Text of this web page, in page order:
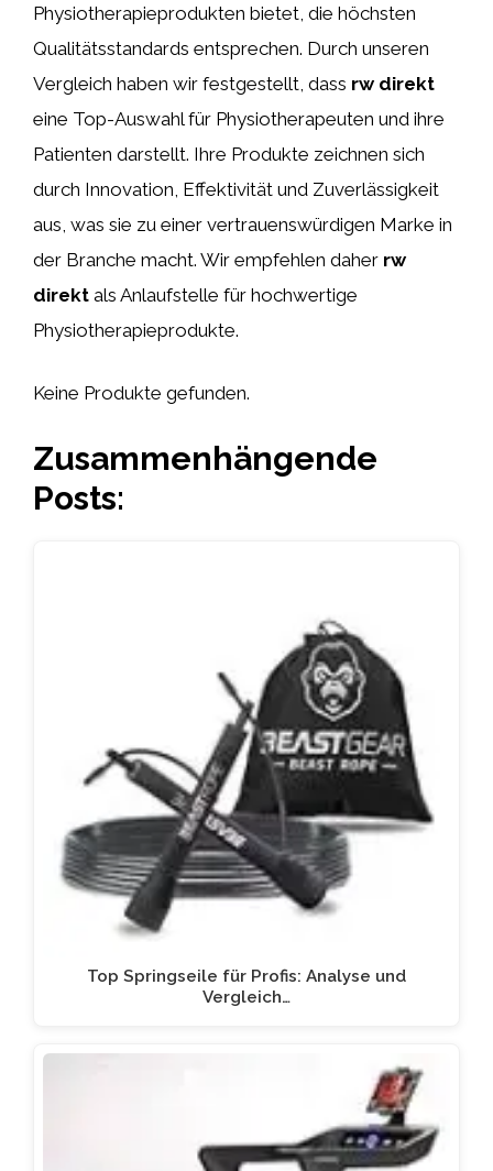
Physiotherapieprodukten bietet, die höchsten
Qualitätsstandards entsprechen. Durch unseren
Vergleich haben wir festgestellt, dass rw direkt
eine Top-Auswahl für Physiotherapeuten und ihre
Patienten darstellt. Ihre Produkte zeichnen sich
durch Innovation, Effektivität und Zuverlässigkeit
aus, was sie zu einer vertrauenswürdigen Marke in
der Branche macht. Wir empfehlen daher rw
direkt als Anlaufstelle für hochwertige
Physiotherapieprodukte.
Keine Produkte gefunden.
Zusammenhängende
Posts:
Top Springseile für Profis: Analyse und
Vergleich…